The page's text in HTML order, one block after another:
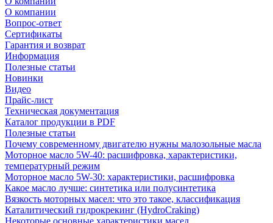
О компании
Вопрос-ответ
Сертификаты
Гарантия и возврат
Информация
Полезные статьи
Новинки
Видео
Прайс-лист
Техническая документация
Каталог продукции в PDF
Полезные статьи
Почему современному двигателю нужны малозольные масла
Моторное масло 5W-40: расшифровка, характеристики,
температурный режим
Моторное масло 5W-30: характеристики, расшифровка
Какое масло лучше: синтетика или полусинтетика
Вязкость моторных масел: что это такое, классификация
Каталитический гидрокрекинг (НydroСraking)
Некоторые основные характеристики масел